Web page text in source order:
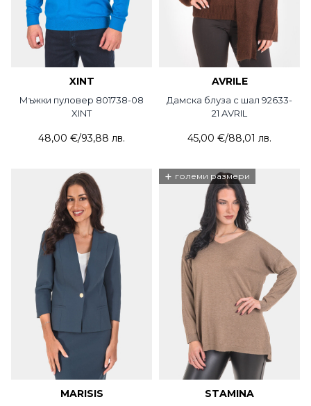
XINT
Мъжки пуловер 801738-08
XINT
48,00 €/93,88 лв.
AVRILE
Дамска блуза с шал 92633-
21 AVRIL
45,00 €/88,01 лв.
MARISIS
+ големи размери
STAMINA